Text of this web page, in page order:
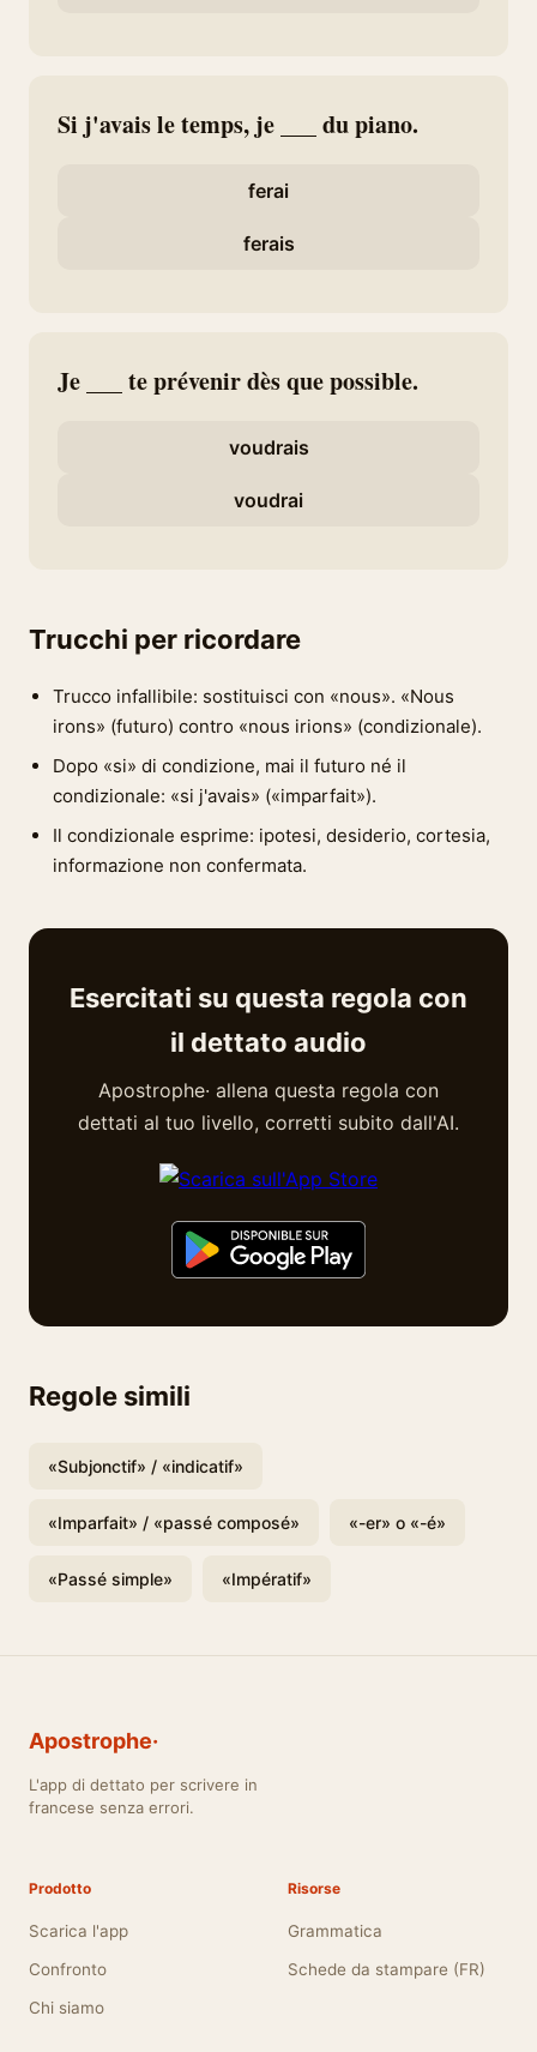
Si j'avais le temps, je ___ du piano.
ferai
ferais
Je ___ te prévenir dès que possible.
voudrais
voudrai
Trucchi per ricordare
Trucco infallibile: sostituisci con «nous». «Nous
irons» (futuro) contro «nous irions» (condizionale).
Dopo «si» di condizione, mai il futuro né il
condizionale: «si j'avais» («imparfait»).
Il condizionale esprime: ipotesi, desiderio, cortesia,
informazione non confermata.
Esercitati su questa regola con
il dettato audio
Apostrophe· allena questa regola con
dettati al tuo livello, corretti subito dall'AI.
Regole simili
«Subjonctif» / «indicatif»
«Imparfait» / «passé composé» «-er» o «-é»
«Passé simple» «Impératif»
Apostrophe·
L'app di dettato per scrivere in
francese senza errori.
Prodotto
Scarica l'app
Confronto
Chi siamo
Risorse
Grammatica
Schede da stampare (FR)